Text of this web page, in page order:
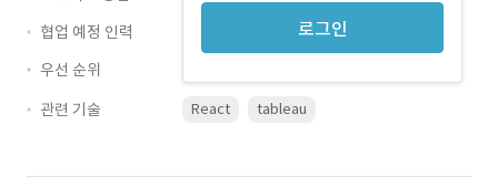
로그인
협업 예정 인력
우선 순위
관련 기술
React tableau